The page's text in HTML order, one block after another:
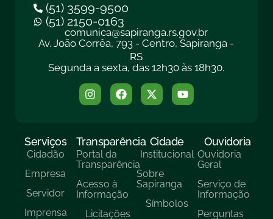
(51) 3599-9500
(51) 2150-0163
comunica@sapiranga.rs.gov.br
Av. João Corrêa, 793 - Centro, Sapiranga -
RS
Segunda a sexta, das 12h30 às 18h30.
Serviços
Cidadão
Empresa
Servidor
Imprensa
Transparência
Portal da
Transparência
Acesso à
Informação
Licitações
Cidade
Institucional
Sobre
Sapiranga
Símbolos
Ouvidoria
Ouvidoria
Geral
Serviço de
Informação
Perguntas